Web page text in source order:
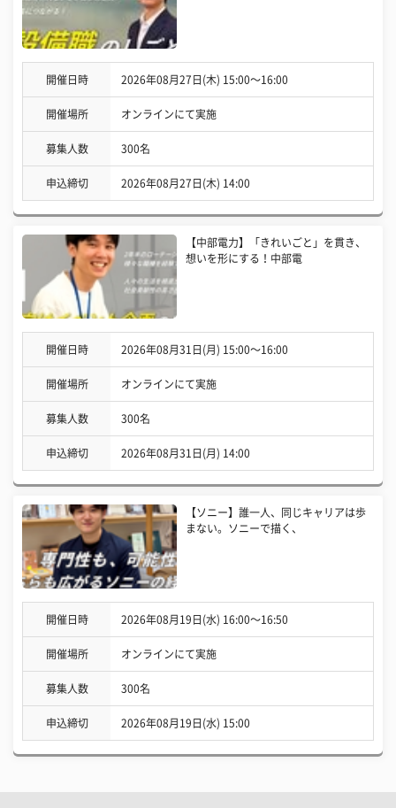
開催日時 2026年08月27日(木) 15:00〜16:00
開催場所 オンラインにて実施
募集人数 300名
申込締切 2026年08月27日(木) 14:00
【中部電力】「きれいごと」を貫き、
想いを形にする！中部電
開催日時 2026年08月31日(月) 15:00〜16:00
開催場所 オンラインにて実施
募集人数 300名
申込締切 2026年08月31日(月) 14:00
【ソニー】誰一人、同じキャリアは歩
まない。ソニーで描く、
開催日時 2026年08月19日(水) 16:00〜16:50
開催場所 オンラインにて実施
募集人数 300名
申込締切 2026年08月19日(水) 15:00